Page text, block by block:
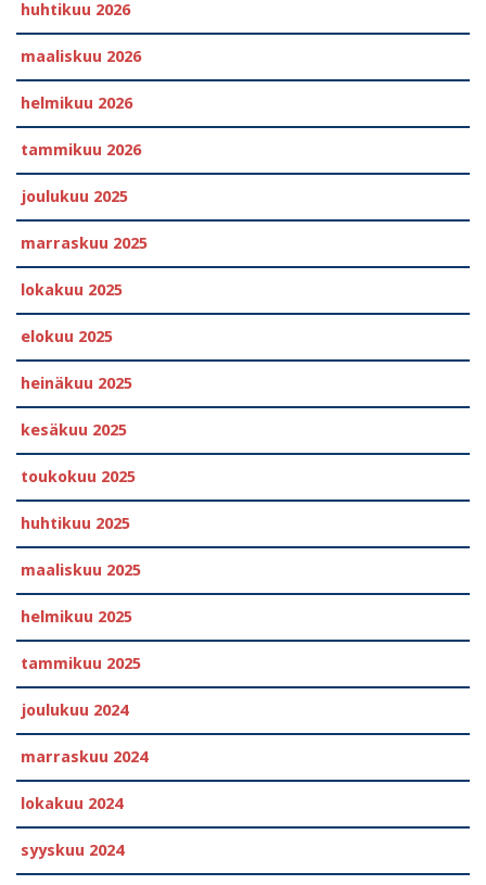
huhtikuu 2026
maaliskuu 2026
helmikuu 2026
tammikuu 2026
joulukuu 2025
marraskuu 2025
lokakuu 2025
elokuu 2025
heinäkuu 2025
kesäkuu 2025
toukokuu 2025
huhtikuu 2025
maaliskuu 2025
helmikuu 2025
tammikuu 2025
joulukuu 2024
marraskuu 2024
lokakuu 2024
syyskuu 2024